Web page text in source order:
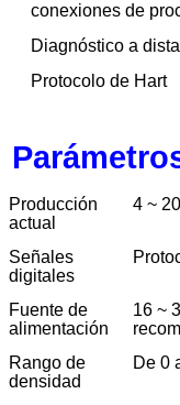
conexiones de
Diagnóstico a
Protocolo de Hart
Producción
actual
4 ~
Señales
digitales
Fuente de
alimentación
16 ~
Rango de
densidad
De 0